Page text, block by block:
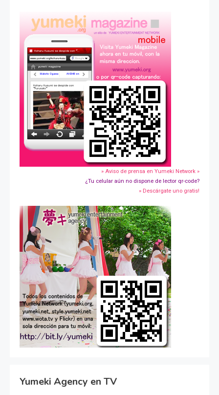
» Aviso de prensa en Yumeki Network »
¿Tu celular aún no dispone de lector qr-code?
» Descárgate uno gratis!
Yumeki Agency en TV